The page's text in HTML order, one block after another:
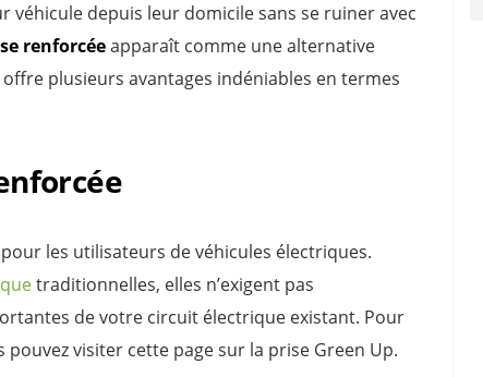
depuis leur domicile sans se ruiner avec
renforcéeapparaît comme une alternative
plusieurs avantages indéniables en termes
les utilisateurs de véhicules électriques.
traditionnelles, elles n’exigent pas
de votre circuit électrique existant. Pour
visiter cette page sur la prise Green Up.